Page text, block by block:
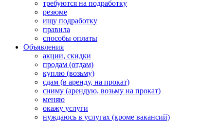
требуются на подработку
резюме
ищу подработку
правила
способы оплаты
Объявления
акции, скидки
продам (отдам)
куплю (возьму)
сдам (в аренду, на прокат)
сниму (арендую, возьму на прокат)
меняю
окажу услуги
нуждаюсь в услугах (кроме вакансий)